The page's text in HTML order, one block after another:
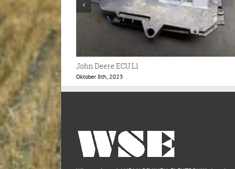
John Deere Mährescher Monitor
Mai 24th, 2023